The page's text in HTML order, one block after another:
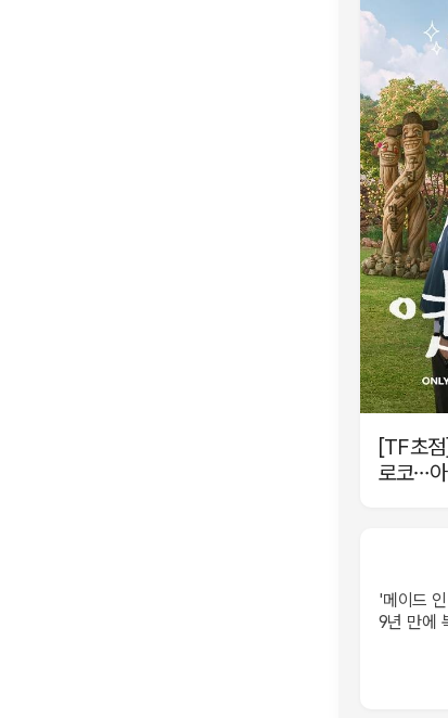
[TF초
로코…
'메이드
9년 만에